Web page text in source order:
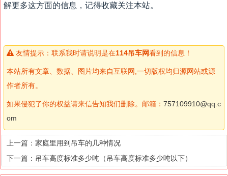
解更多这方面的信息，记得收藏关注本站。
友情提示：联系我时请说明是在114吊车网看到的信息！
本站所有文章、数据、图片均来自互联网,一切版权均归源网站或源
作者所有。
如果侵犯了你的权益请来信告知我们删除。邮箱： 757109910@qq.c
om
上一篇： 家庭里用到吊车的几种情况
下一篇： 吊车高度标准多少吨（吊车高度标准多少吨以下）